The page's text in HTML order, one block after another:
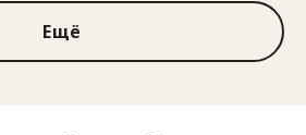
Ещё